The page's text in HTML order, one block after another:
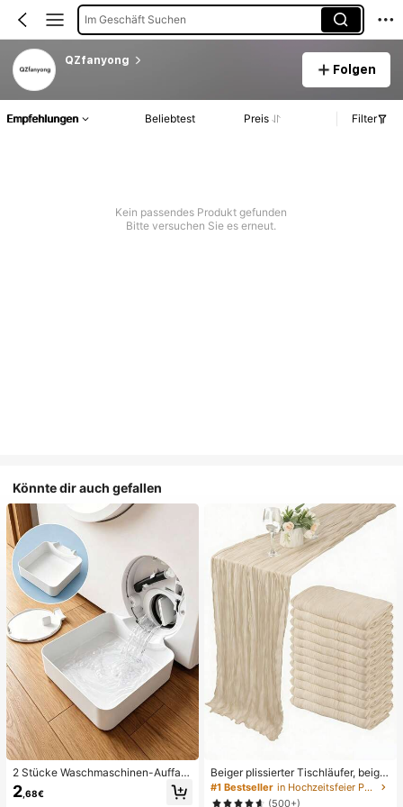
Im Geschäft Suchen
QZfanyong
Folgen
Empfehlungen Beliebtest Preis Filter
Kein passendes Produkt gefunden
Bitte versuchen Sie es erneut.
Könnte dir auch gefallen
2 Stücke Waschmaschinen-Auffan
gwanne Tropfschale, wasserdichte
Bodenschutzmatte für Waschraum,
2 ,68€
Beiger plissierter Tischläufer, beige
Tischdecke, Geburtstagsfeier-Zub
ehör, Geburtstagsdekoration, hellbr
#1 Bestseller
in Hochzeitsfeier Party-Tischdecke
(500+)